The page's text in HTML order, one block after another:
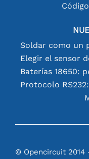
© Opencircuit 2014